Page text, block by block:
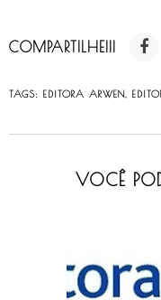
COMPARTILHE!!!
TAGS: EDITORA ARWEN
VOCÊ